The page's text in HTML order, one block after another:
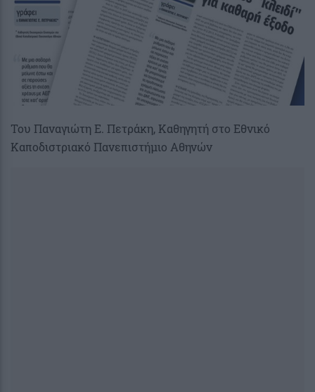
Του Παναγιώτη Ε. Πετράκη, Καθηγητή στο Εθνικό
Καποδιστριακό Πανεπιστήμιο Αθηνών